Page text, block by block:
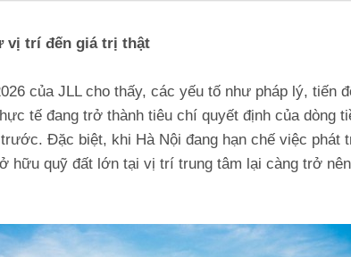
vị trí đến giá trị thật
của JLL cho thấy, các yếu tố như pháp lý, tiến
tế đang trở thành tiêu chí quyết định của dòng
Đặc biệt, khi Hà Nội đang hạn chế việc phát
hữu quỹ đất lớn tại vị trí trung tâm lại càng trở